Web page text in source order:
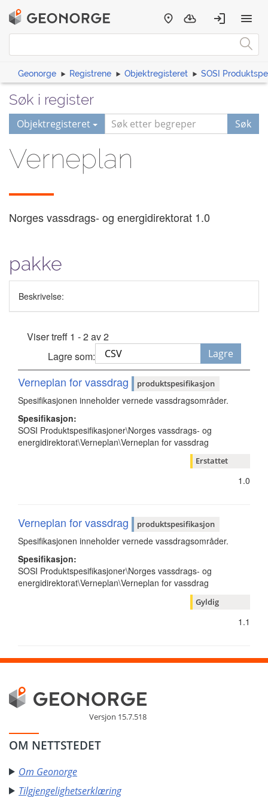
Geonorge Registrene Objektregisteret SOSI
Søk i register
Objektregisteret Søk
Verneplan
Norges vassdrags- og energidirektorat 1.0
pakke
Beskrivelse:
Viser treff 1 - 2 av 2
Lagre som:
Lagre
Verneplan for vassdrag produktspesifikasjon
Spesifikasjonen inneholder vernede vassdragsområder.
Spesifikasjon:
SOSI Produktspesifikasjoner\Norges vassdrags- og
energidirektorat\Verneplan\Verneplan for vassdrag
Erstattet
1.0
Verneplan for vassdrag produktspesifikasjon
Spesifikasjonen inneholder vernede vassdragsområder.
Spesifikasjon:
SOSI Produktspesifikasjoner\Norges vassdrags- og
energidirektorat\Verneplan\Verneplan for vassdrag
Gyldig
1.1